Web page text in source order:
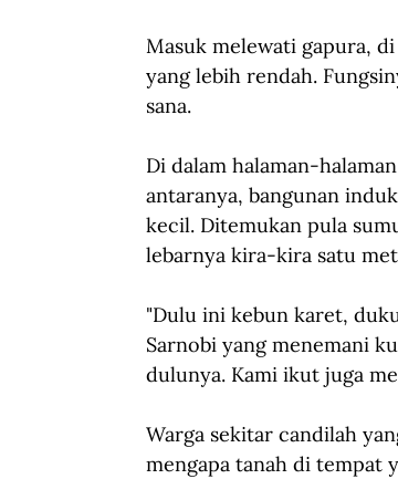
Masuk melewati gapura,
yang lebih rendah.
sana.
Di dalam halaman-
antaranya, bangunan
kecil. Ditemukan pula
lebarnya kira-kira satu
"Dulu ini kebun karet,
Sarnobi yang menemani
dulunya. Kami ikut juga
Warga sekitar candilah
mengapa tanah di tempat